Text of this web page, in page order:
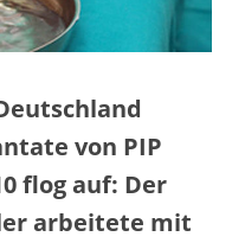
von PIP
flog auf: Der
arbeitete mit